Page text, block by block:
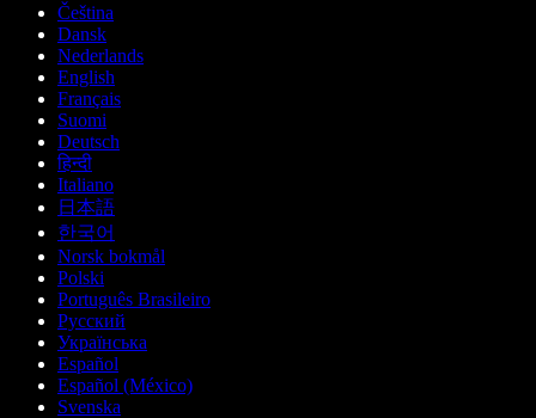
Čeština
Dansk
Nederlands
English
Français
Suomi
Deutsch
हिन्दी
Italiano
日本語
한국어
Norsk bokmål
Polski
Português Brasileiro
Русский
Українська
Español
Español (México)
Svenska